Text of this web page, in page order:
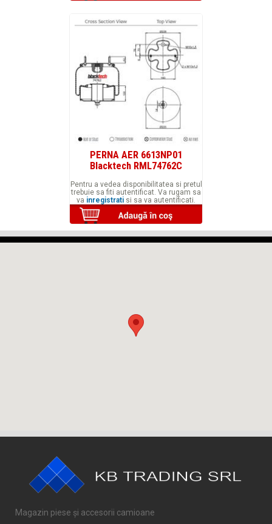
PERNA AER 6613NP01
Blacktech RML74762C
Pentru a vedea disponibilitatea si pretul
trebuie sa fiti autentificat. Va rugam sa
va inregistrati si sa va autentificati.
Magazin piese și accesorii camioane